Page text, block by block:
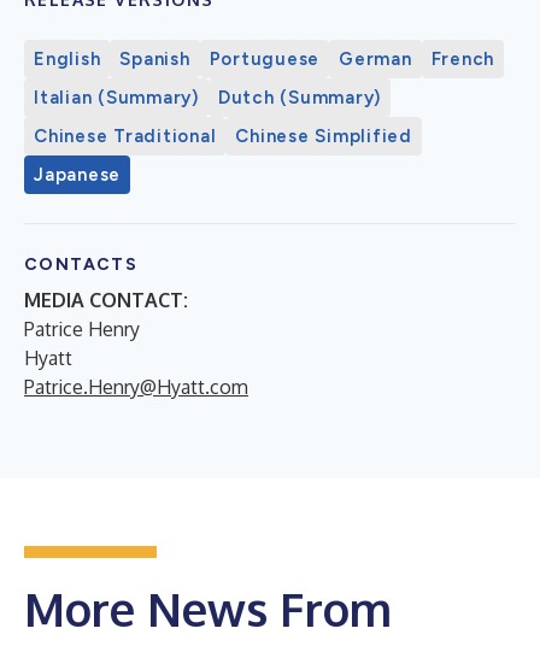
English Spanish Portuguese German
French
Italian (Summary)
Dutch (Summary)
Chinese Traditional
Chinese Simplified
Japanese
CONTACTS
MEDIA CONTACT:
Patrice Henry
Hyatt
Patrice.Henry@Hyatt.com
More News From